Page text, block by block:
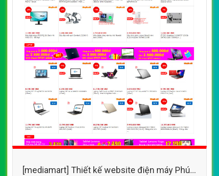
[mediamart] Thiết kế website điện máy Phúc